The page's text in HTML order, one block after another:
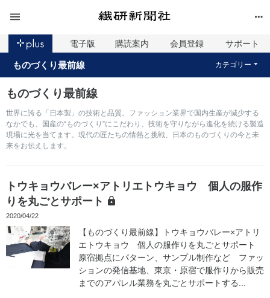
電子版 購読案内 会員登録 サポート
ものづくり最前線 カテゴリー
ものづくり最前線
世界に誇る「日本製」の技術と品質。ファッション業界で国内生産が減少する
なかでも、国産の“ものづくり”にこだわり、技術を守りながら進化を続ける製造
現場に光を当てます。現代の匠たちの情熱と挑戦、日本のものづくりの今と未
来をお伝えします。
トウキョウバレー×アトリエトウキョウ 個人の服作
りを丸ごとサポート
2020/04/22
【ものづくり最前線】トウキョウバレー×アトリ
エトウキョウ 個人の服作りを丸ごとサポート
原宿拠点にパターン、サンプル制作など ファッ
ションの発信基地、東京・原宿で服作りから販売
までのアパレル業務を丸ごとサポートする...